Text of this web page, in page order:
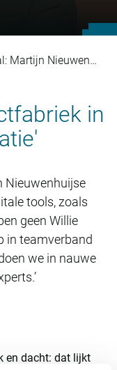
Nieuwenhuijse
in
Nieuwenhuijse
tools, zoals
geen Willie
in teamverband
we in nauwe
en dacht: dat lijkt